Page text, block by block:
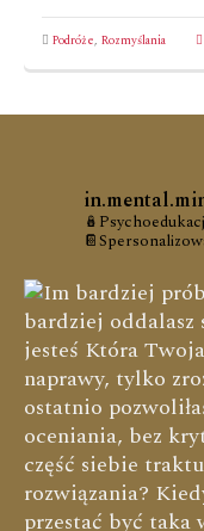
Podróże, Rozmyślania